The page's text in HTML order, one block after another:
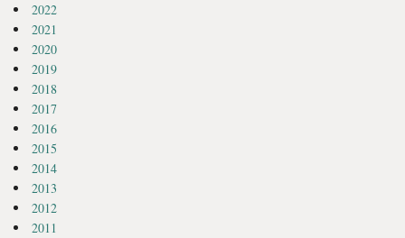
2022
2021
2020
2019
2018
2017
2016
2015
2014
2013
2012
2011